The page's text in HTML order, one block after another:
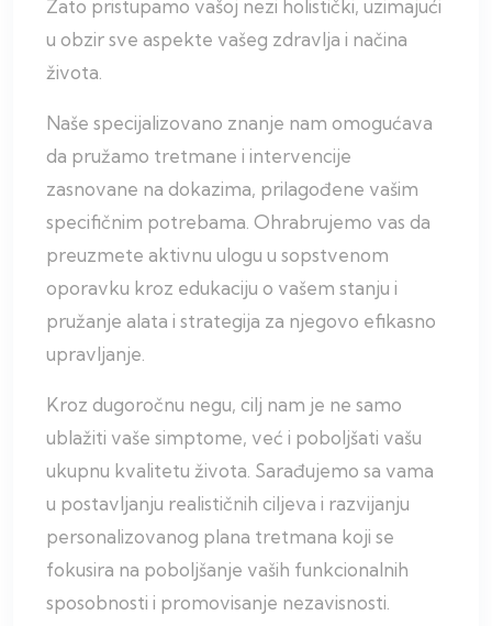
Zato pristupamo vašoj nezi holistički, uzimajući
u obzir sve aspekte vašeg zdravlja i načina
života.
Naše specijalizovano znanje nam omogućava
da pružamo tretmane i intervencije
zasnovane na dokazima, prilagođene vašim
specifičnim potrebama. Ohrabrujemo vas da
preuzmete aktivnu ulogu u sopstvenom
oporavku kroz edukaciju o vašem stanju i
pružanje alata i strategija za njegovo efikasno
upravljanje.
Kroz dugoročnu negu, cilj nam je ne samo
ublažiti vaše simptome, već i poboljšati vašu
ukupnu kvalitetu života. Sarađujemo sa vama
u postavljanju realističnih ciljeva i razvijanju
personalizovanog plana tretmana koji se
fokusira na poboljšanje vaših funkcionalnih
sposobnosti i promovisanje nezavisnosti.